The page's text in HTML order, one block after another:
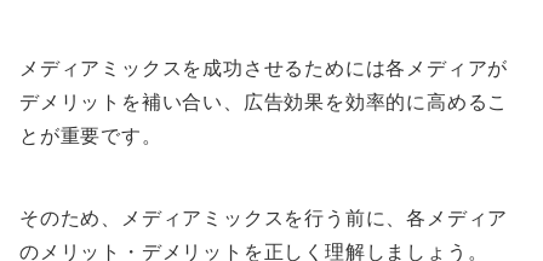
メディアミックスを成功させるためには各メディアが
デメリットを補い合い、広告効果を効率的に高めるこ
とが重要です。
そのため、メディアミックスを行う前に、各メディア
のメリット・デメリットを正しく理解しましょう。